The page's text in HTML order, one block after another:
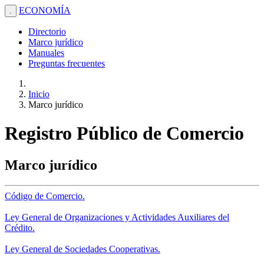
. ECONOMÍA
Directorio
Marco jurídico
Manuales
Preguntas frecuentes
Inicio
Marco jurídico
Registro Público de Comercio
Marco jurídico
Código de Comercio.
Ley General de Organizaciones y Actividades Auxiliares del
Crédito.
Ley General de Sociedades Cooperativas.